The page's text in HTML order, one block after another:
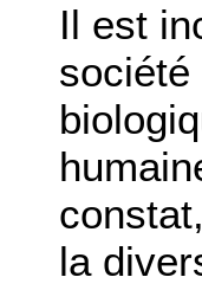
Il est
la